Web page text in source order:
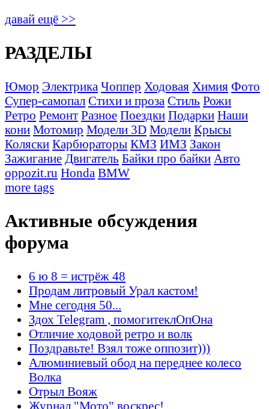
давай ещё >>
РАЗДЕЛЫ
Юмор Электрика Чоппер Ходовая Химия Фото
Супер-самопал Стихи и проза Стиль Рожи
Ретро Ремонт Разное Поездки Подарки Наши
кони Мотомир Модели 3D Модели Крысы
Коляски Карбюраторы КМЗ ИМЗ Закон
Зажигание Двигатель Байки про байки Авто
oppozit.ru Honda BMW
more tags
Активные обсуждения
форума
6 ю 8 = истрёж 48
Продам литровый Урал кастом!
Мне сегодня 50...
Здох Telegram , помогитеклОпОна
Отличие ходовой ретро и волк
Поздравьте! Взял тоже оппозит)))
Алюминиевый обод на переднее колесо
Волка
Отрыл Вояж
Журнал "Мото" воскрес!